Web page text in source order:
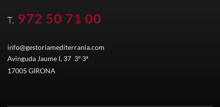
T. 972 50 71 00
info@gestoriamediterrania.com
Avinguda Jaume I, 37 3º 3ª
17005 GIRONA